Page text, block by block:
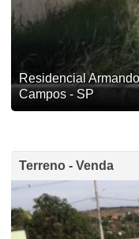
Residencial
Campos - SP
Terreno - Venda